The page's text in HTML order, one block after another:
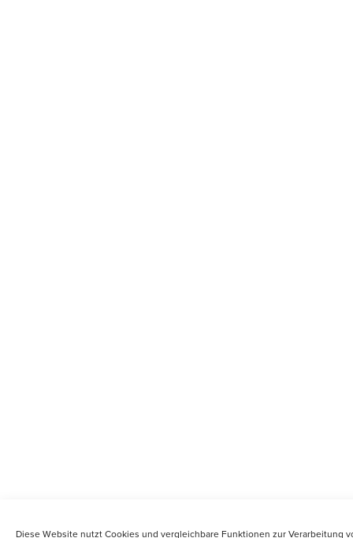
Diese Website nutzt Cookies und vergleichbare Funktionen zur Verarbeitung